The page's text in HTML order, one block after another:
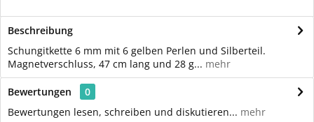
Beschreibung
Schungitkette 6 mm mit 6 gelben Perlen und Silberteil.
Magnetverschluss, 47 cm lang und 28 g... mehr
Bewertungen
0
Bewertungen lesen, schreiben und diskutieren... mehr